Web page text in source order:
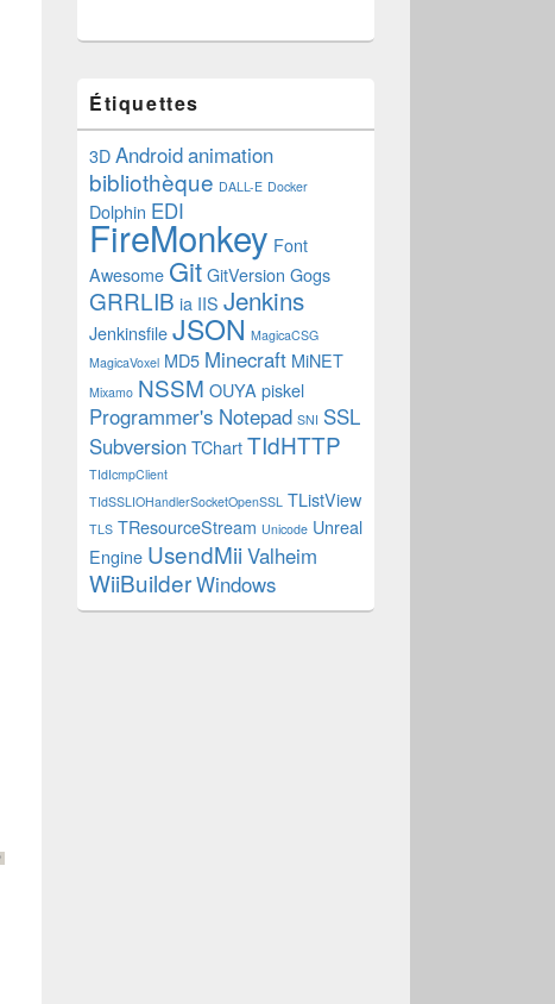
Étiquettes
3DAndroidanimation
bibliothèque DALL-E Docker
Dolphin EDI
FireMonkey Font
Awesome GitGitVersion Gogs
GRRLIB ia IIS Jenkins
JenkinsfileJSON MagicaCSG
MagicaVoxel MD5 Minecraft MiNET
Mixamo NSSM OUYA piskel
Programmer's Notepad SNI SSL
SubversionTChartTIdHTTP
TIdIcmpClient
TIdSSLIOHandlerSocketOpenSSL TListView
TLS TResourceStream Unicode Unreal
Engine UsendMii Valheim
WiiBuilderWindows